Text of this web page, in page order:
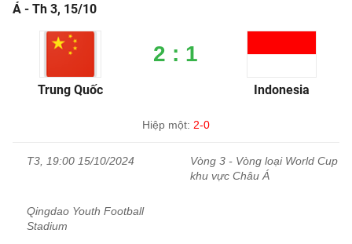
Á - Th 3, 15/10
Trung Quốc
2 : 1
Indonesia
Hiệp một: 2-0
T3, 19:00 15/10/2024
Vòng 3 - Vòng loại World Cup
khu vực Châu Á
Qingdao Youth Football
Stadium